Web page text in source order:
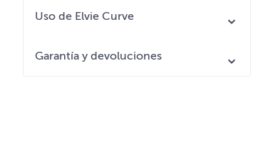
Uso de Elvie Curve
Garantía y devoluciones